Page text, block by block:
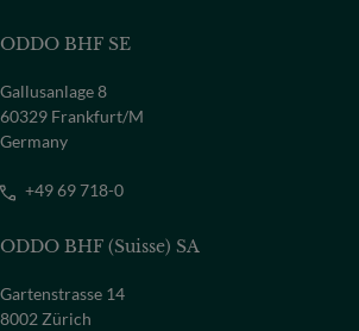
ODDO BHF SE
Gallusanlage 8
60329 Frankfurt/M
Germany
+49 69 718-0
ODDO BHF (Suisse) SA
Gartenstrasse 14
8002 Zürich